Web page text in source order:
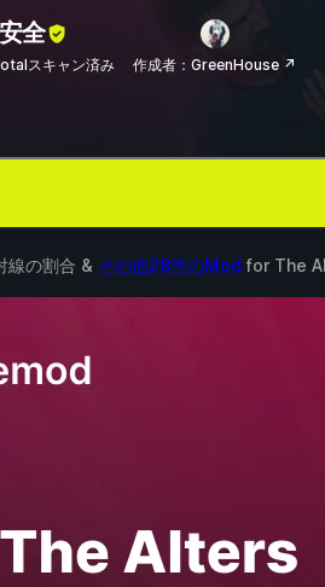
安全
スキャン済み 作成者：GreenHouse ↗
線の割合 & その他28件のMod for The